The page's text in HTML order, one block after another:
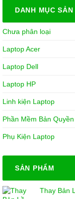
DANH MỤC SẢN
Chưa phân loại
Laptop Acer
Laptop Dell
Laptop HP
Linh kiện Laptop
Phần Mềm Bản Quyền
Phụ Kiện Laptop
SẢN PHẨM
Thay Bản